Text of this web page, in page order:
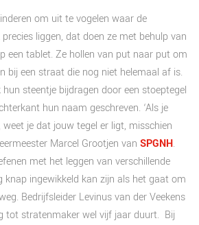
om uit te vogelen waar de
liggen, dat doen ze met behulp van
een tablet. Ze hollen van put naar put om
bij een straat die nog niet helemaal af is.
steentje bijdragen door een stoeptegel
hun naam geschreven. ‘Als je
je dat jouw tegel er ligt, misschien
Marcel Grootjen van SPGNH.
met het leggen van verschillende
knap ingewikkeld kan zijn als het gaat om
Bedrijfsleider Levinus van der Veekens
tot stratenmaker wel vijf jaar duurt. Bij